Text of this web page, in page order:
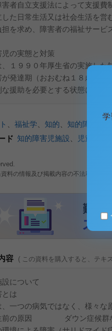
害者自立支援法によって支援
した日常生活又は社会生活を
担を求め、障害者の福祉サー
児の実態と対策
、１９９０年厚生省の実施し
発達期（おおむね１８歳まで
な援助を必要とする状態にあ
福祉学 知的 知的障害
ド 知的障害児施設 児童施設
資料の情報及び掲載内容の不法利用、
容 ( この資料を購入すると、テキ
について
とは
一つの病気ではなく、様々な
前の原因 ダウン症候群など
学